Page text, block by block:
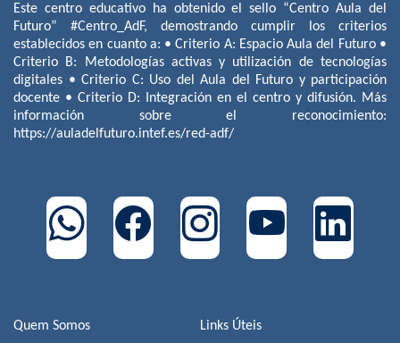
Quem Somos Links Úteis
Este centro educativo ha obtenido el sello “Centro Aula del
Futuro” #Centro_AdF, demostrando cumplir los criterios
establecidos en cuanto a: • Criterio A: Espacio Aula del Futuro •
Criterio B: Metodologías activas y utilización de tecnologías
digitales • Criterio C: Uso del Aula del Futuro y participación
docente • Criterio D: Integración en el centro y difusión. Más
información sobre el reconocimiento:
https://auladelfuturo.intef.es/red-adf/